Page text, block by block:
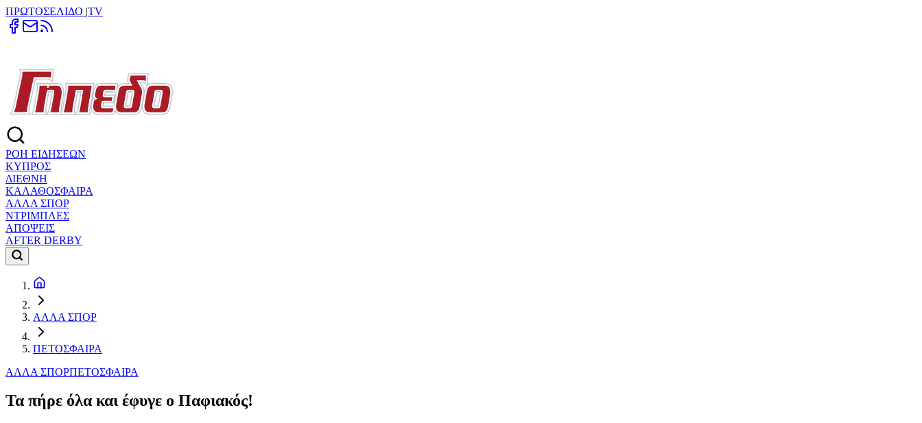
ΠΡΩΤΟΣΕΛΙΔΟ |TV
ΡΟΗ ΕΙΔΗΣΕΩΝ
ΚΥΠΡΟΣ
ΔΙΕΘΝΗ
ΚΑΛΑΘΟΣΦΑΙΡΑ
ΑΛΛΑ ΣΠΟΡ
ΝΤΡΙΜΠΛΕΣ
ΑΠΟΨΕΙΣ
AFTER DERBY
ΑΛΛΑ ΣΠΟΡ
ΠΕΤΟΣΦΑΙΡΑ
ΑΛΛΑ ΣΠΟΡΠΕΤΟΣΦΑΙΡΑ
Τα πήρε όλα και έφυγε ο Παφιακός!